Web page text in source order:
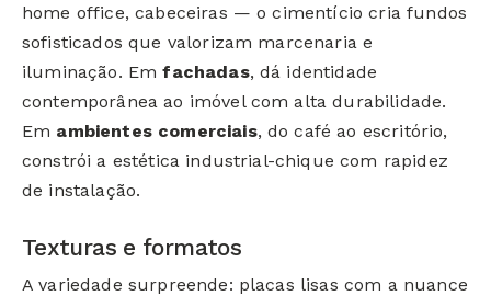
home office, cabeceiras — o cimentício cria fundos
sofisticados que valorizam marcenaria e
iluminação. Emfachadas, dá identidade
contemporânea ao imóvel com alta durabilidade.
Em ambientes comerciais, do café ao escritório,
constrói a estética industrial-chique com rapidez
de instalação.
Texturas e formatos
A variedade surpreende: placas lisas com a nuance